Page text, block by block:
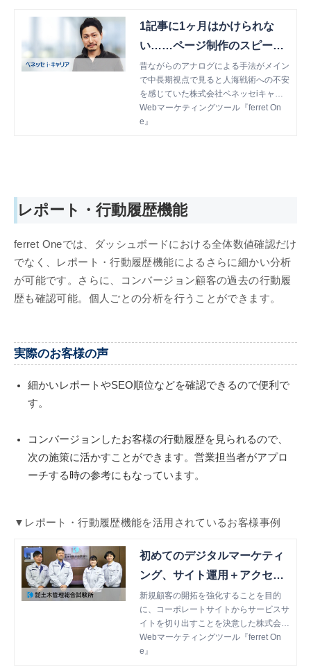
1記事に1ヶ月はかけられな
い……ページ制作のスピード
感が決め手
昔ながらのアナログによる手法がメイン
で中長期視点で見ると人海戦術への不安
を感じていた株式会社ベネッセiキャリ
ア様。導入前は、既存のアセットに頼ら
ず新規リードを開拓できる仕組みが必要
Webマーケティングツール『ferret On
e』
レポート・行動履歴機能
ferret Oneでは、ダッシュボードにおける全体数値確認だけ
でなく、レポート・行動履歴機能によるさらに細かい分析
が可能です。さらに、コンバージョン顧客の過去の行動履
歴も確認可能。個人ごとの分析を行うことができます。
実際のお客様の声
細かいレポートやSEO順位などを確認できるので便利で
す。
コンバージョンしたお客様の行動履歴を見られるので、
次の施策に活かすことができます。営業担当者がアプロ
ーチする時の参考にもなっています。
▼レポート・行動履歴機能を活用されているお客様事例
初めてのデジタルマーケティ
ング、サイト運用＋アクセス
解析＋メール配信がこれ一つ
でできてスムーズに！
新規顧客の開拓を強化することを目的
に、コーポレートサイトからサービスサ
イトを切り出すことを決意した株式会社
土木管理総合試験所様。BtoBマーケに
特化したオールインワンツールとして、
Webマーケティングツール『ferret On
e』